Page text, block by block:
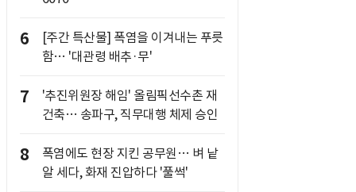
6
[주간 특산물] 폭염을 이겨내는 푸릇
함… '대관령 배추·무'
7
'추진위원장 해임' 올림픽선수촌 재
건축… 송파구, 직무대행 체제 승인
8
폭염에도 현장 지킨 공무원… 벼 낱
알 세다, 화재 진압하다 '풀썩'